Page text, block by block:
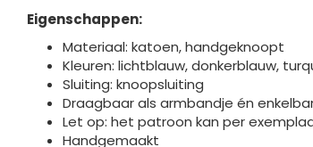
Eigenschappen:
Materiaal: katoen, handgeknoopt
Kleuren: lichtblauw, donkerblauw,
Sluiting: knoopsluiting
Draagbaar als armbandje én
Let op: het patroon kan per
Handgemaakt